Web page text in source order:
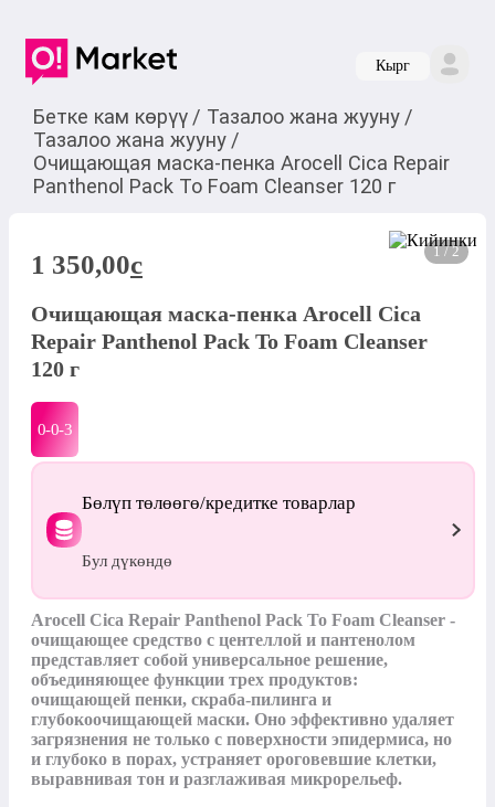
Кырг
Бетке кам көрүү / Тазалоо жана жууну /
Тазалоо жана жууну /
Очищающая маска-пенка Arocell Cica Repair
Panthenol Pack To Foam Cleanser 120 г
1 / 2
1 350,00c
Очищающая маска-пенка Arocell Cica
Repair Panthenol Pack To Foam Cleanser
120 г
0-0-3
Бөлүп төлөөгө/кредитке товарлар
Бул дүкөндө
Arocell Cica Repair Panthenol Pack To Foam Cleanser -
очищающее средство с центеллой и пантенолом
представляет собой универсальное решение,
объединяющее функции трех продуктов:
очищающей пенки, скраба-пилинга и
глубокоочищающей маски. Оно эффективно удаляет
загрязнения не только с поверхности эпидермиса, но
и глубоко в порах, устраняет ороговевшие клетки,
выравнивая тон и разглаживая микрорельеф.